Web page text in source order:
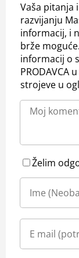
Vaša pitanja
razvijanju
informacij, i
brže
informacij o
PRODAVCA
strojeve u
Želim